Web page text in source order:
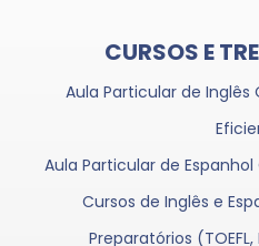
CURSOS E
Aula Particular de Inglês
Aula Particular de
Cursos de Inglês e
Preparatórios